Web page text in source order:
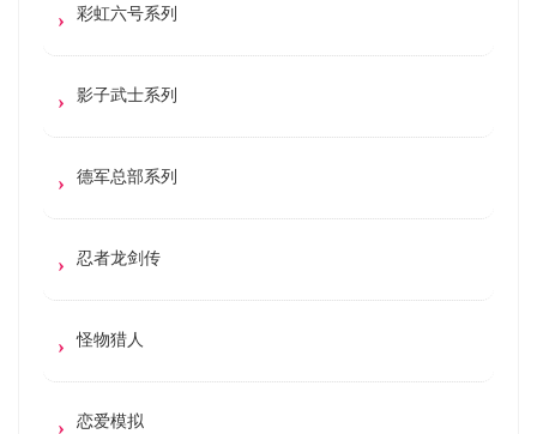
彩虹六号系列
影子武士系列
德军总部系列
忍者龙剑传
怪物猎人
恋爱模拟